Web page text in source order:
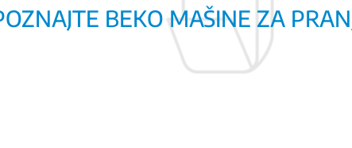
BEKO MAŠINE ZA